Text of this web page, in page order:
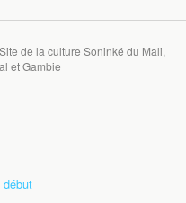
de la culture Soninké du Mali,
et Gambie
début